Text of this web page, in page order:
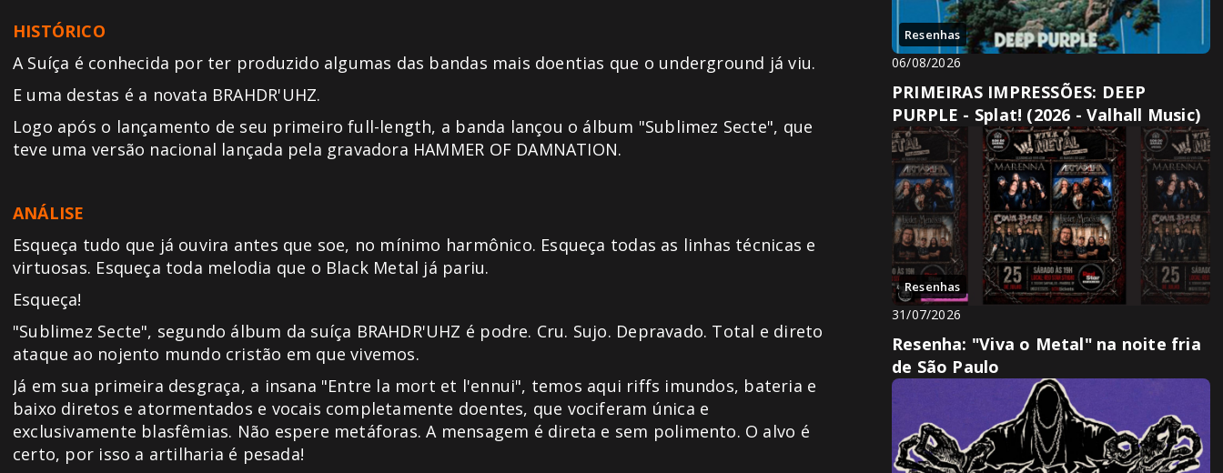
HISTÓRICO
A Suíça é conhecida por ter produzido algumas das bandas mais doentias que o underground já viu.
E uma destas é a novata BRAHDR'UHZ.
Logo após o lançamento de seu primeiro full-length, a banda lançou o álbum "Sublimez Secte", que
teve uma versão nacional lançada pela gravadora HAMMER OF DAMNATION.
ANÁLISE
Esqueça tudo que já ouvira antes que soe, no mínimo harmônico. Esqueça todas as linhas técnicas e
virtuosas. Esqueça toda melodia que o Black Metal já pariu.
Esqueça!
"Sublimez Secte", segundo álbum da suíça BRAHDR'UHZ é podre. Cru. Sujo. Depravado. Total e direto
ataque ao nojento mundo cristão em que vivemos.
Já em sua primeira desgraça, a insana "Entre la mort et l'ennui", temos aqui riffs imundos, bateria e
baixo diretos e atormentados e vocais completamente doentes, que vociferam única e
exclusivamente blasfêmias. Não espere metáforas. A mensagem é direta e sem polimento. O alvo é
certo, por isso a artilharia é pesada!
Resenhas
06/08/2026
PRIMEIRAS IMPRESSÕES: DEEP
PURPLE - Splat! (2026 - Valhall Music)
Resenhas
31/07/2026
Resenha: "Viva o Metal" na noite fria
de São Paulo